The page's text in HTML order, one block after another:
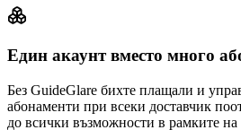
Един акаунт вместо много
Без GuideGlare бихте плащали и
абонаменти при всеки доставчик
до всички възможности в рамките